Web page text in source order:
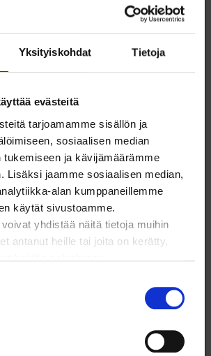
Yksityiskohdat Tietoja
evästeitä
tarjoamamme sisällön ja
sosiaalisen median
tukemiseen ja kävijämäärämme
Lisäksi jaamme sosiaalisen median,
alan kumppaneillemme
käytät sivustoamme.
yhdistää näitä tietoja muihin
antanut heille tai joita on kerätty,
UUTISET
ja Loimu yhdistyvät
alusta
Ote aloittaa
23.–31.12.2025